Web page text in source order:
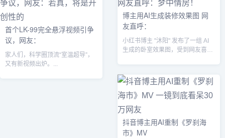
首个LK-99完全悬浮视频引争
议，网友：
家人们，科学圈顶流“室温超导”，
又有新视频出炉。...
博主用AI生成装修效果图 网
友直呼：
小红书博主 "沐阳" 发布了一组 AI
生成的卧室效果图，受到网友喜
抖音博主用AI重制《罗刹海
市》MV